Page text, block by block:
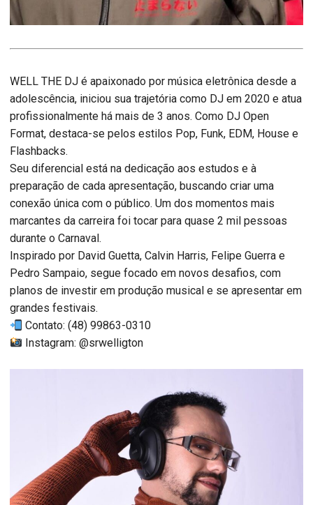
WELL THE DJ é apaixonado por música eletrônica desde a
adolescência, iniciou sua trajetória como DJ em 2020 e atua
profissionalmente há mais de 3 anos. Como DJ Open
Format, destaca-se pelos estilos Pop, Funk, EDM, House e
Flashbacks.
Seu diferencial está na dedicação aos estudos e à
preparação de cada apresentação, buscando criar uma
conexão única com o público. Um dos momentos mais
marcantes da carreira foi tocar para quase 2 mil pessoas
durante o Carnaval.
Inspirado por David Guetta, Calvin Harris, Felipe Guerra e
Pedro Sampaio, segue focado em novos desafios, com
planos de investir em produção musical e se apresentar em
grandes festivais.
Contato: (48) 99863-0310
Instagram: @srwelligton